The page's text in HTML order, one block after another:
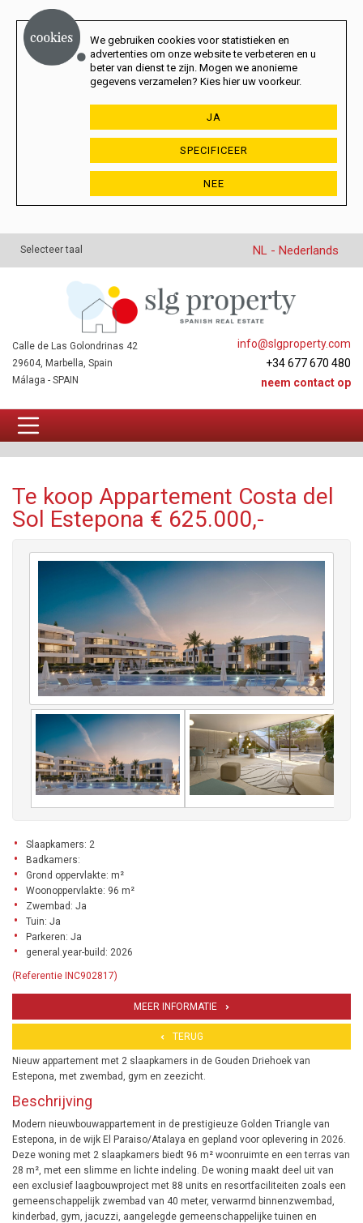
We gebruiken cookies voor statistieken en
advertenties om onze website te verbeteren en u
beter van dienst te zijn. Mogen we anonieme
gegevens verzamelen? Kies hier uw voorkeur.
JA
SPECIFICEER
NEE
Selecteer taal NL - Nederlands
info@slgproperty.com
+34 677 670 480
neem contact op
Calle de Las Golondrinas 42
29604, Marbella, Spain
Málaga - SPAIN
Te koop Appartement Costa del
Sol Estepona € 625.000,-
Slaapkamers: 2
Badkamers:
Grond oppervlakte: m²
Woonoppervlakte: 96 m²
Zwembad: Ja
Tuin: Ja
Parkeren: Ja
general.year-build: 2026
(Referentie INC902817)
MEER INFORMATIE
TERUG
Nieuw appartement met 2 slaapkamers in de Gouden Driehoek van
Estepona, met zwembad, gym en zeezicht.
Beschrijving
Modern nieuwbouwappartement in de prestigieuze Golden Triangle van
Estepona, in de wijk El Paraiso/Atalaya en gepland voor oplevering in 2026.
Deze woning met 2 slaapkamers biedt 96 m² woonruimte en een terras van
28 m², met een slimme en lichte indeling. De woning maakt deel uit van
een exclusief laagbouwproject met 88 units en resortfaciliteiten zoals een
gemeenschappelijk zwembad van 40 meter, verwarmd binnenzwembad,
kinderbad, gym, jacuzzi, aangelegde gemeenschappelijke tuinen en